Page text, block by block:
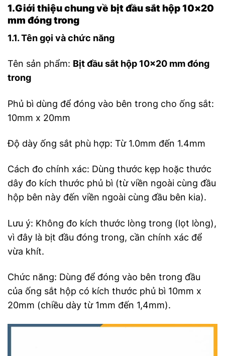
1.Giới thiệu chung về bịt đầu sắt hộp 10×20
mm đóng trong
1.1. Tên gọi và chức năng
Tên sản phẩm: Bịt đầu sắt hộp 10×20 mm đóng
trong
Phủ bì dùng để đóng vào bên trong cho ống sắt:
10mm x 20mm
Độ dày ống sắt phù hợp: Từ 1.0mm đến 1.4mm
Cách đo chính xác: Dùng thước kẹp hoặc thước
dây đo kích thước phủ bì (từ viền ngoài cùng đầu
hộp bên này đến viền ngoài cùng đầu bên kia).
Lưu ý: Không đo kích thước lòng trong (lọt lòng),
vì đây là bịt đầu đóng trong, cần chính xác để
vừa khít.
Chức năng: Dùng để đóng vào bên trong đầu
của ống sắt hộp có kích thước phủ bì 10mm x
20mm (chiều dày từ 1mm đến 1,4mm).